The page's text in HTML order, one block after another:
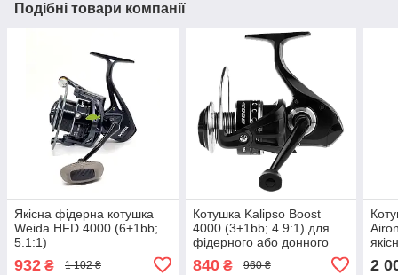
Подібні товари компанії
Якісна фідерна котушка
Weida HFD 4000 (6+1bb;
5.1:1)
932 ₴ 1 102 ₴
Котушка Kalipso Boost
4000 (3+1bb; 4.9:1) для
фідерного або донного
840₴ 960 ₴ 2